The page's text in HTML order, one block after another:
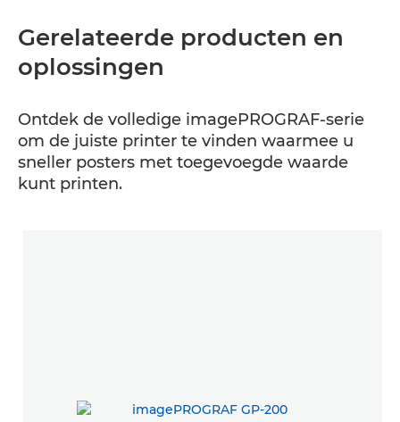
Gerelateerde producten en
oplossingen
Ontdek de volledige imagePROGRAF-serie
om de juiste printer te vinden waarmee u
sneller posters met toegevoegde waarde
kunt printen.